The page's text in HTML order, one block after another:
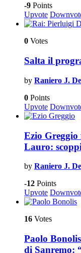
-9 Points
Upvote
0 Votes
Salta il
by Raniero J.
0 Points
Upvote
Ezio
Lauro:
by Raniero J.
-12 Points
Upvote
16 Votes
Paolo
di Sanremo: